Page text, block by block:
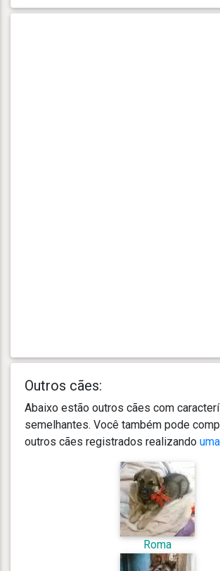
Outros cães:
Abaixo estão outros cães com
semelhantes. Você também pode
outros cães registrados realizando
Roma